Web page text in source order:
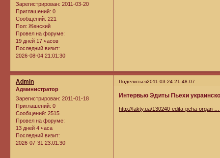
Зарегистрирован: 2011-03-20
Приглашений: 0
Сообщений: 221
Пол: Женский
Провел на форуме:
19 дней 17 часов
Последний визит:
2026-08-04 21:01:30
Поделиться2011-03-24 21:48:07
Admin
Администратор
Зарегистрирован: 2011-01-18
Приглашений: 0
Сообщений: 2515
Провел на форуме:
13 дней 4 часа
Последний визит:
2026-07-31 23:01:30
Интервью Эдиты Пьехи
http://fakty.ua/130240-edita-peha-organ